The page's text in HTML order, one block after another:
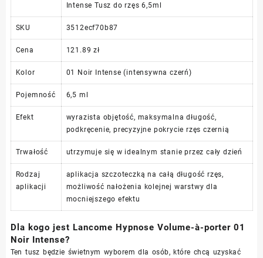
Intense Tusz do rzęs 6,5ml
SKU 3512ecf70b87
Cena 121.89 zł
Kolor 01 Noir Intense (intensywna czerń)
Pojemność 6,5 ml
Efekt
wyrazista objętość, maksymalna długość,
podkręcenie, precyzyjne pokrycie rzęs czernią
Trwałość utrzymuje się w idealnym stanie przez cały dzień
Rodzaj
aplikacji
aplikacja szczoteczką na całą długość rzęs,
możliwość nałożenia kolejnej warstwy dla
mocniejszego efektu
Dla kogo jest Lancome Hypnose Volume-à-porter 01
Noir Intense?
Ten tusz będzie świetnym wyborem dla osób, które chcą uzyskać